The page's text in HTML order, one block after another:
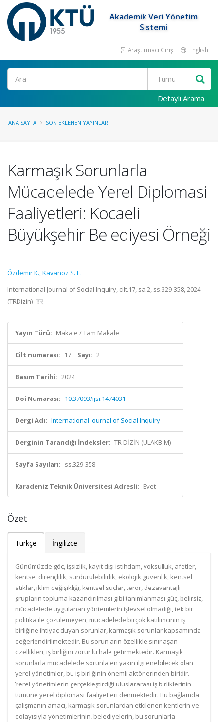
Akademik Veri Yönetim
Sistemi
Araştırmacı Girişi English
Ara
Detaylı Arama
ANA SAYFA SON EKLENEN YAYINLAR
Karmaşık Sorunlarla
Mücadelede Yerel Diplomasi
Faaliyetleri: Kocaeli
Büyükşehir Belediyesi Örneği
Özdemir K.,Kavanoz S. E.
International Journal of Social Inquiry, cilt.17, sa.2, ss.329-358, 2024
(TRDizin)
Yayın Türü: Makale / Tam Makale
Cilt numarası: 17 Sayı: 2
Basım Tarihi: 2024
Doi Numarası: 10.37093/ijsi.1474031
Dergi Adı: International Journal of Social Inquiry
Derginin Tarandığı İndeksler: TR DİZİN (ULAKBİM)
Sayfa Sayıları: ss.329-358
Karadeniz Teknik Üniversitesi Adresli: Evet
Özet
Türkçe İngilizce
Günümüzde göç, işsizlik, kayıt dışı istihdam, yoksulluk, afetler,
kentsel dirençlilik, sürdürülebilirlik, ekolojik güvenlik, kentsel
atıklar, iklim değişikliği, kentsel suçlar, terör, dezavantajlı
grupların topluma kazandırılması gibi tanımlanması güç, belirsiz,
mücadelede uygulanan yöntemlerin işlevsel olmadığı, tek bir
politika ile çözülemeyen, mücadelede birçok katılımcının iş
birliğine ihtiyaç duyan sorunlar, karmaşık sorunlar kapsamında
değerlendirilmektedir. Bu sorunların özellikle sınır aşan
özellikleri, iş birliğini zorunlu hale getirmektedir. Karmaşık
sorunlarla mücadelede sorunla en yakın ilgilenebilecek olan
yerel yönetimler, bu iş birliğinin önemli aktörlerinden biridir.
Yerel yönetimlerin gerçekleştirdiği uluslararası iş birliklerinin
tümüne yerel diplomasi faaliyetleri denmektedir. Bu bağlamda
çalışmanın amacı, karmaşık sorunlardan etkilenen kentlerin ve
dolayısıyla yönetimlerinin, belediyelerin, bu sorunlarla